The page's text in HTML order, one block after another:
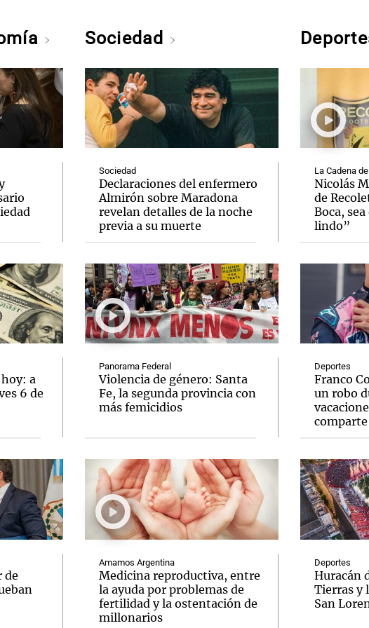
a
6 de
de
Sociedad
Sociedad
Declaraciones del enfermero
Almirón sobre Maradona
revelan detalles de la noche
previa a su muerte
Panorama Federal
Violencia de género: Santa
Fe, la segunda provincia con
más femicidios
Amamos Argentina
Medicina reproductiva, entre
la ayuda por problemas de
fertilidad y la ostentación de
millonarios
La Cadena
Nicolás
de
Boca,
lindo”
Deportes
Franco
un robo
Deportes
Huracán
Tierras y
San
Notas
El huracán de Arequito